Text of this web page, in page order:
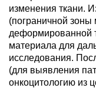
изменения ткани.
(пограничной
деформированной
материала для
исследования.
(для выявления
онкоцитологию из